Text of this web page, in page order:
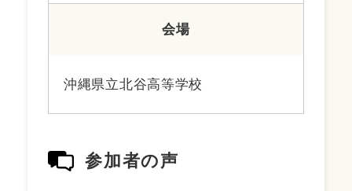
会場
沖縄県立北谷高等学校
参加者の声